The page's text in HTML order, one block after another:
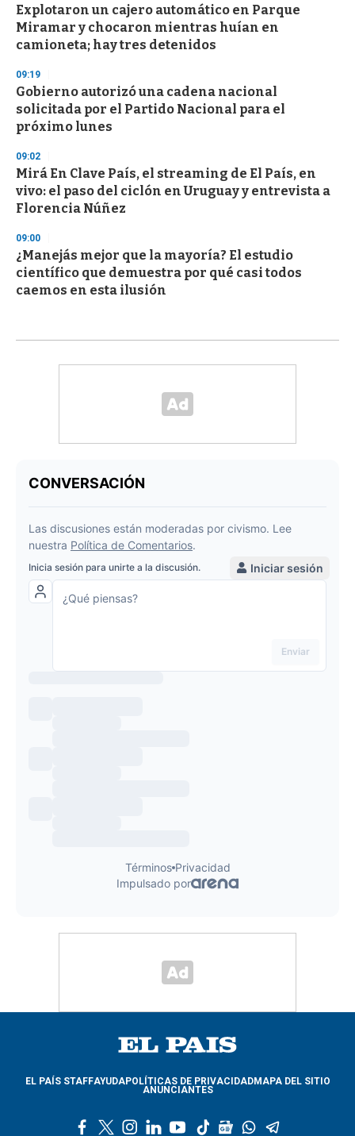
Explotaron un cajero automático en Parque
Miramar y chocaron mientras huían en
camioneta; hay tres detenidos
09:19
Gobierno autorizó una cadena nacional
solicitada por el Partido Nacional para el
próximo lunes
09:02
Mirá En Clave País, el streaming de El País, en
vivo: el paso del ciclón en Uruguay y entrevista a
Florencia Núñez
09:00
¿Manejás mejor que la mayoría? El estudio
científico que demuestra por qué casi todos
caemos en esta ilusión
EL PAÍS STAFFAYUDAPOLÍTICAS DE PRIVACIDADMAPA DEL SITIO
ANUNCIANTES
l
y
t
g
w